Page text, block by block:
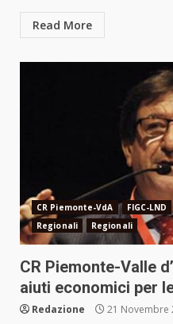
Read More
CR Piemonte-VdA FIGC-LND
Regionali
Regionali
CR Piemonte-Valle
aiuti economici per
Redazione 21 Novembre